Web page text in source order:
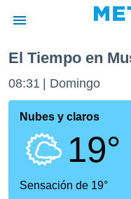
de
por
que se
calidad.
a este
las
El Tiempo en
08:31 Domingo
Nubes y claros
19°
Sensación de 19°